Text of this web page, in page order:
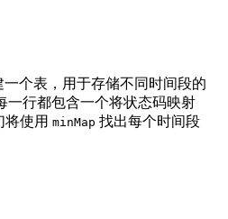
个表，用于存储不同时间段的
一行都包含一个将状态码映射
将使用 minMap 找出每个时间段